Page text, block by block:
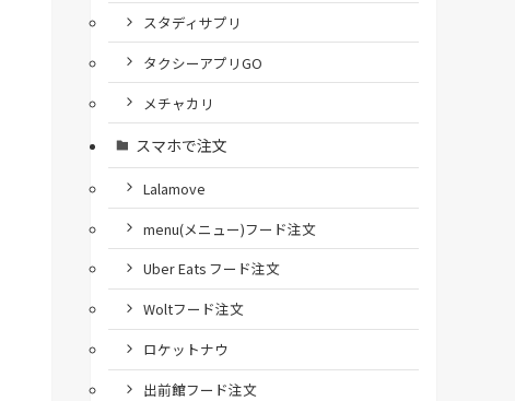
スタディサプリ
タクシーアプリGO
メチャカリ
スマホで注文
Lalamove
menu(メニュー)フード注文
Uber Eats フード注文
Woltフード注文
ロケットナウ
出前館フード注文